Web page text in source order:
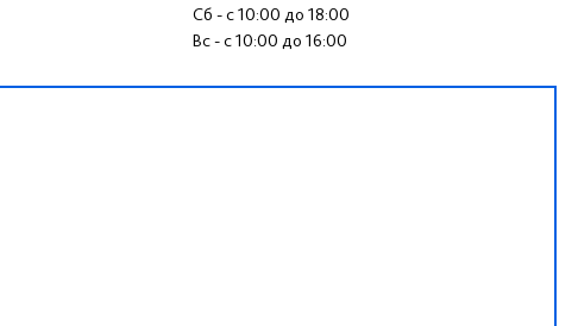
Сб - c 10:00 до 18:00
Вс - c 10:00 до 16:00